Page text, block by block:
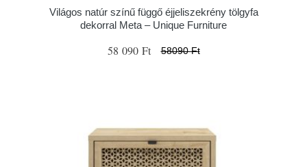
Világos natúr színű függő éjjeliszekrény tölgyfa
dekorral Meta – Unique Furniture
58 090 Ft 58090 Ft